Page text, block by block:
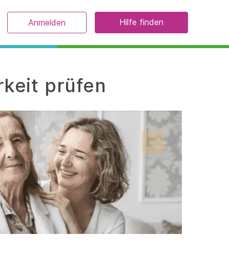
Anmelden Hilfe finden
prüfen